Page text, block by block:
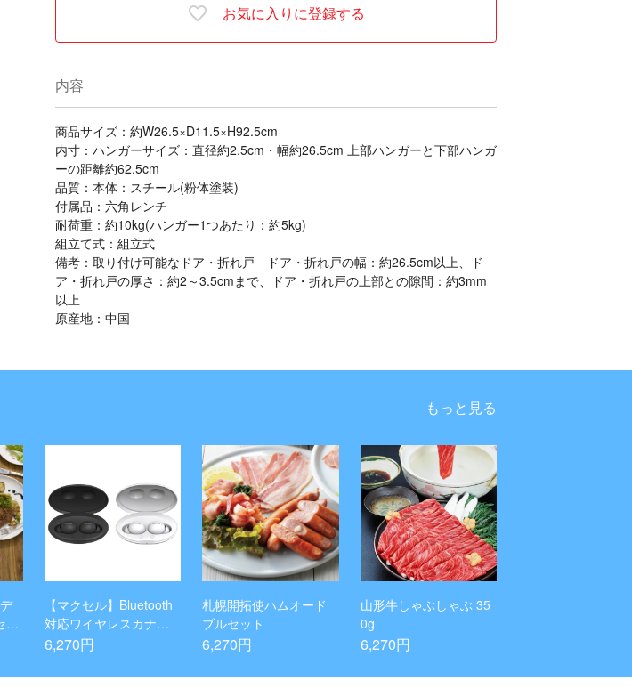
お気に入りに登録する
内容
商品サイズ：約W26.5×D11.5×H92.5cm
内寸：ハンガーサイズ：直径約2.5cm・幅約26.5cm 上部ハンガーと下部ハンガ
ーの距離約62.5cm
品質：本体：スチール(粉体塗装)
付属品：六角レンチ
耐荷重：約10kg(ハンガー1つあたり：約5kg)
組立て式：組立式
備考：取り付け可能なドア・折れ戸 ドア・折れ戸の幅：約26.5cm以上、ド
ア・折れ戸の厚さ：約2～3.5cmまで、ドア・折れ戸の上部との隙間：約3mm
以上
原産地：中国
もっと見る
ッ
【マクセル】Bluetooth
対応ワイヤレスカナル
型ヘッドフォン
6,270円
札幌開拓使ハムオード
ブルセット
6,270円
山形牛しゃぶしゃぶ 35
0g
6,270円